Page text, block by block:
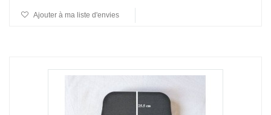
Ajouter à ma liste d'envies